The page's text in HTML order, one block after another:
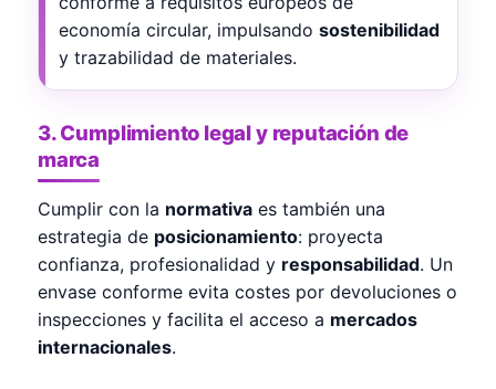
economía circular, impulsando sostenibilidad
y trazabilidad de materiales.
3. Cumplimiento legal y reputación de
marca
Cumplir con la normativa es también una
estrategia de posicionamiento: proyecta
confianza, profesionalidad y responsabilidad. Un
envase conforme evita costes por devoluciones o
inspecciones y facilita el acceso a mercados
internacionales.